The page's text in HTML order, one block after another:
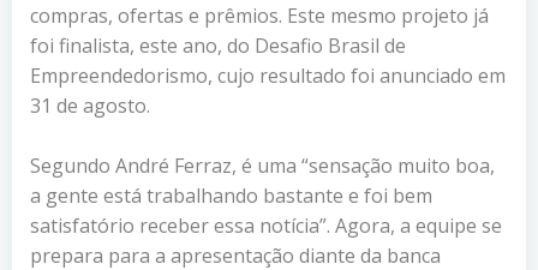
compras, ofertas e prêmios. Este mesmo projeto já
foi finalista, este ano, do Desafio Brasil de
Empreendedorismo, cujo resultado foi anunciado em
31 de agosto.
Segundo André Ferraz, é uma “sensação muito boa,
a gente está trabalhando bastante e foi bem
satisfatório receber essa notícia”. Agora, a equipe se
prepara para a apresentação diante da banca